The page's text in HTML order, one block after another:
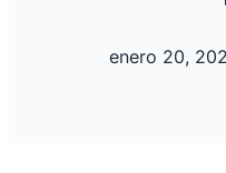
enero 20,